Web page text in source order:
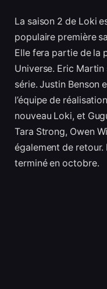
La saison 2 de Loki
populaire première
Elle fera partie de la
Universe. Eric
série. Justin Benson
l’équipe de
nouveau Loki, et
Tara Strong, Owen
également de retour.
terminé en octobre.